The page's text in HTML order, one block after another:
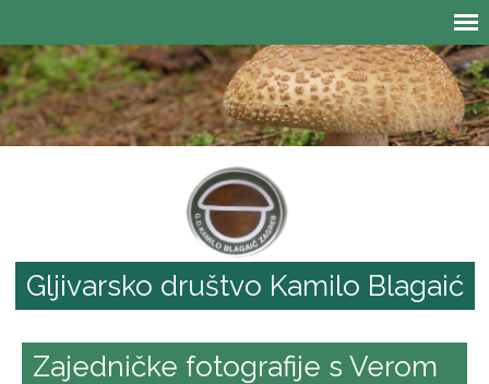
Gljivarsko društvo Kamilo Blagaić
Zajedničke fotografije s Verom